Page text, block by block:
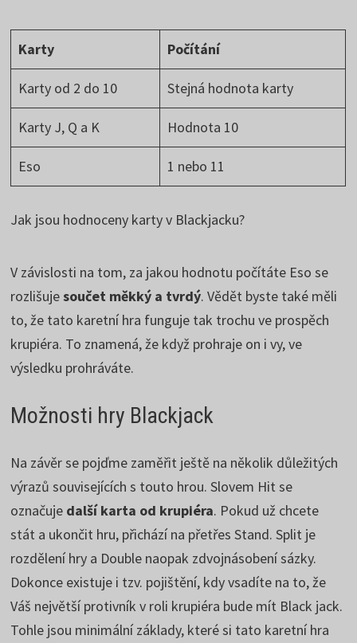
Karty Počítání
Karty od 2 do 10 Stejná hodnota karty
Karty J, Q a K Hodnota 10
Eso 1 nebo 11
Jak jsou hodnoceny karty v Blackjacku?
V závislosti na tom, za jakou hodnotu počítáte Eso se
rozlišujesoučet měkký a tvrdý. Vědět byste také měli
to, že tato karetní hra funguje tak trochu ve prospěch
krupiéra. To znamená, že když prohraje on i vy, ve
výsledku prohráváte.
Možnosti hry Blackjack
Na závěr se pojďme zaměřit ještě na několik důležitých
výrazů souvisejících s touto hrou. Slovem Hit se
označuje další karta od krupiéra. Pokud už chcete
stát a ukončit hru, přichází na přetřes Stand. Split je
rozdělení hry a Double naopak zdvojnásobení sázky.
Dokonce existuje i tzv. pojištění, kdy vsadíte na to, že
Váš největší protivník v roli krupiéra bude mít Black jack.
Tohle jsou minimální základy, které si tato karetní hra